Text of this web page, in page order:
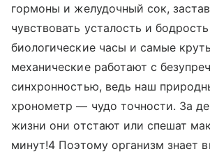
гормоны и желудочный сок,
чувствовать усталость и
биологические часы и самые
механические работают с
синхронностью, ведь наш
хронометр — чудо точности. За
жизни они отстают или спешат
минут!4 Поэтому организм знает